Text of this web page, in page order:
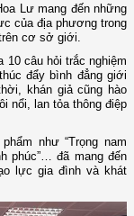
Lư mang đến những
của địa phương trong
cơ sở giới.
câu hỏi trắc nghiệm
đẩy bình đẳng giới
khán giả cũng hào
nổi, lan tỏa thông điệp
như “Trọng nam
phúc”… đã mang đến
lực gia đình và khát